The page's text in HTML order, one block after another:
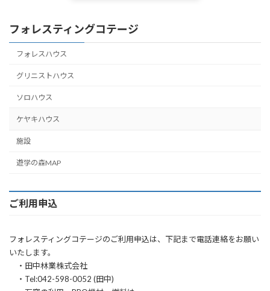
フォレスティングコテージ
フォレスハウス
グリニストハウス
ソロハウス
ケヤキハウス
施設
遊学の森MAP
ご利用申込
フォレスティングコテージのご利用申込は、下記まで電話連絡をお願い
いたします。
・田中林業株式会社
・Tel:042-598-0052 (田中)